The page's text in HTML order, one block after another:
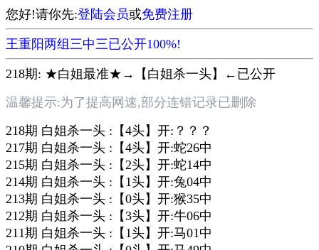
您好!请你先:登陆会员或免费注册
王重阳两组三中三已公开100%!
218期: ★白姐最准★→【白姐杀一头】←已公开
温馨提示:为了提高网速,部分连错记录已删除
218期 白姐杀一头 :【4头】开:？？？
217期 白姐杀一头 :【4头】开:蛇26中
215期 白姐杀一头 :【2头】开:蛇14中
214期 白姐杀一头 :【1头】开:兔04中
213期 白姐杀一头 :【0头】开:猴35中
212期 白姐杀一头 :【3头】开:牛06中
211期 白姐杀一头 :【1头】开:马01中